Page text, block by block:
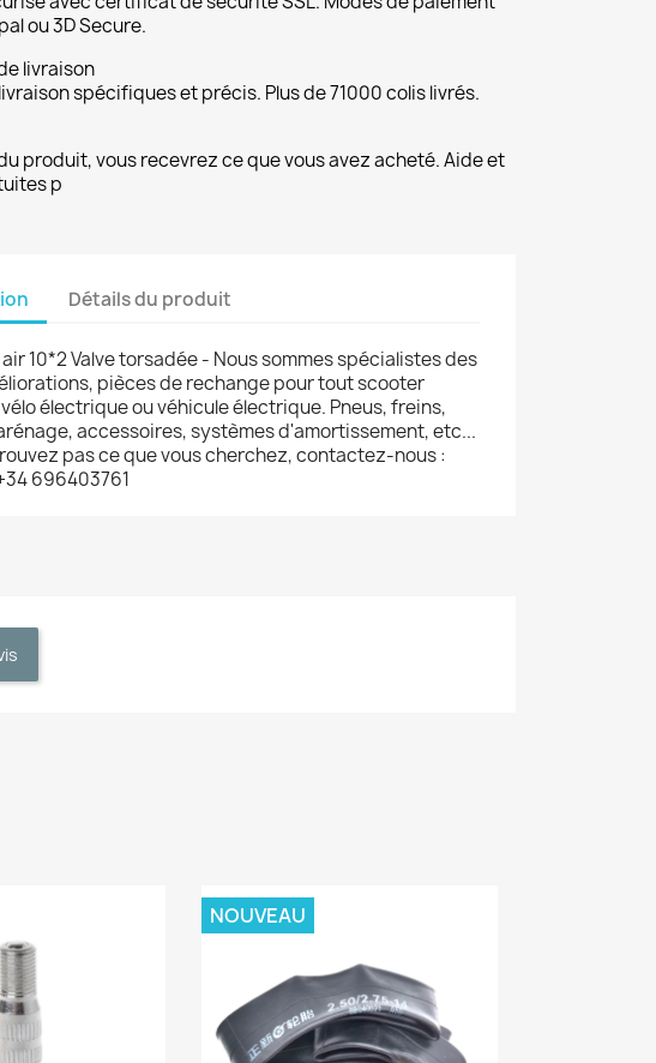
ou 3D Secure.
livraison
spécifiques et précis. Plus de 71000 colis livrés.
produit, vous recevrez ce que vous avez acheté. Aide et
p
Détails du produit
10*2 Valve torsadée - Nous sommes spécialistes des
pièces de rechange pour tout scooter
électrique ou véhicule électrique. Pneus, freins,
accessoires, systèmes d'amortissement, etc...
pas ce que vous cherchez, contactez-nous :
696403761
NOUVEAU